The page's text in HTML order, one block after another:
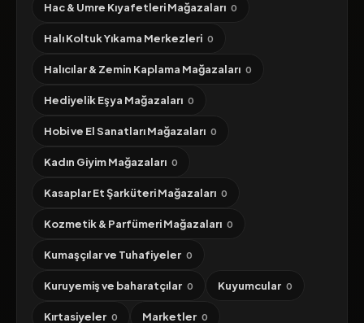
Hac & Umre Kıyafetleri Mağazaları 0
Halı Koltuk Yıkama Merkezleri 0
Halıcılar & Zemin Kaplama Mağazaları 0
Hediyelik Eşya Mağazaları 0
Hobi ve El Sanatları Mağazaları 0
Kadın Giyim Mağazaları 0
Kasaplar Et Şarküteri Mağazaları 0
Kozmetik & Parfümeri Mağazaları 0
Kumaşçılar ve Tuhafiyeler 0
Kuruyemiş ve baharatçılar 0 Kuyumcular 0
Kırtasiyeler 0 Marketler 0